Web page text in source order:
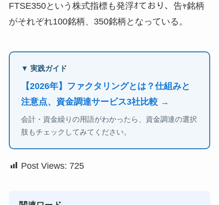
FTSE350という株式指標も発浮ｵており、告ｬ銘柄
がそれぞれ100銘柄、350銘柄となっている。
▼ 実践ガイド
【2026年】ファクタリングとは？仕組みと
注意点、資金調達サービス3社比較 →
会計・資金繰りの用語がわかったら、資金調達の選択
肢もチェックしてみてください。
Post Views: 725